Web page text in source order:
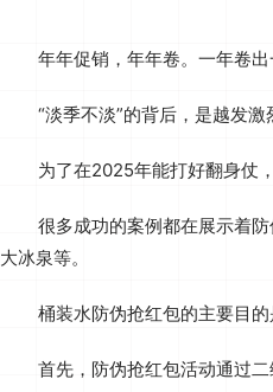
年年促销，年年卷。一年卷出
“淡季不淡”的背后，是越发
为了在2025年能打好翻身仗
很多成功的案例都在展示着
大冰泉等。
桶装水防伪抢红包的主要目
首先，防伪抢红包活动通过